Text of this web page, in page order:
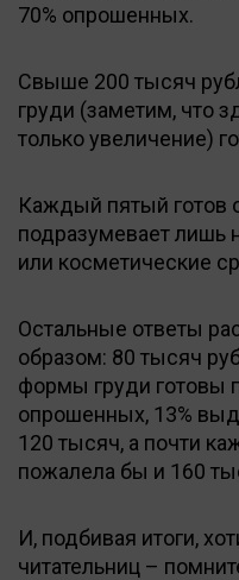
70% опрошенных.
Свыше 200 тысяч
груди (заметим, что
только увеличение)
Каждый пятый готов
подразумевает лишь
или косметические
Остальные ответы
образом: 80 тысяч
формы груди готовы
опрошенных, 13%
120 тысяч, а почти
пожалела бы и 160
И, подбивая итоги,
читательниц –